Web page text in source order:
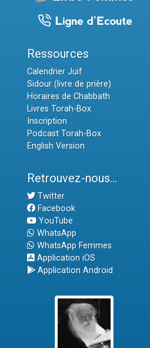
Ressources
Calendrier Juif
Sidour (livre de prière)
Horaires de Chabbath
Livres Torah-Box
Inscription
Podcast Torah-Box
English Version
Retrouvez-nous...
Twitter
Facebook
YouTube
WhatsApp
WhatsApp Femmes
Application iOS
Application Android